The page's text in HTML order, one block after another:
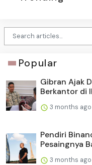
Popular
Gibran Ajak
Berkantor di
3 months ago
Pendiri
Pesaingnya
3 months ago